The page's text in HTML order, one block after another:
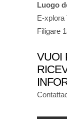
Luogo
E-xplora
Filigare
VUOI